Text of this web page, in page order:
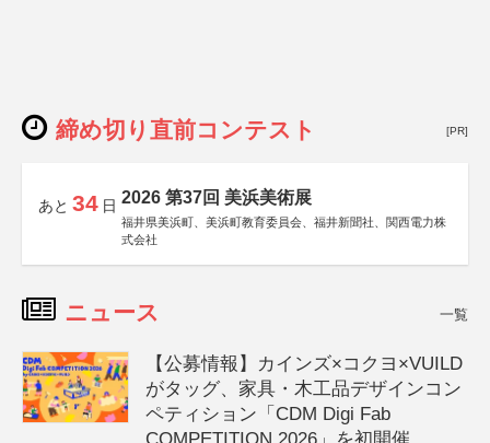
締め切り直前コンテスト [PR]
あと 34 日 2026 第37回 美浜美術展
福井県美浜町、美浜町教育委員会、福井新聞社、関西電力株
式会社
ニュース 一覧
【公募情報】カインズ×コクヨ×VUILD
がタッグ、家具・木工品デザインコン
ペティション「CDM Digi Fab